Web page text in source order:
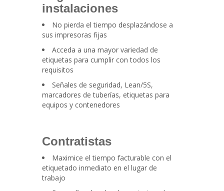
instalaciones
No pierda el tiempo desplazándose a
sus impresoras fijas
Acceda a una mayor variedad de
etiquetas para cumplir con todos los
requisitos
Señales de seguridad, Lean/5S,
marcadores de tuberías, etiquetas para
equipos y contenedores
Contratistas
Maximice el tiempo facturable con el
etiquetado inmediato en el lugar de
trabajo